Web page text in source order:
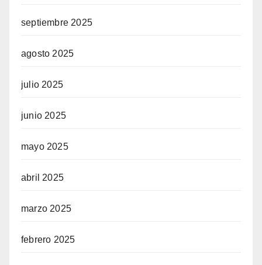
septiembre 2025
agosto 2025
julio 2025
junio 2025
mayo 2025
abril 2025
marzo 2025
febrero 2025